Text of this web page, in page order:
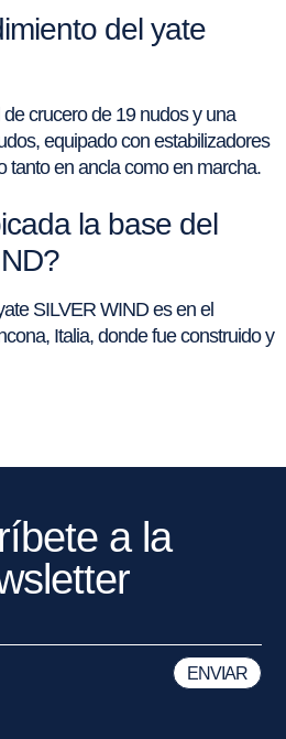
del yate
crucero de 19 nudos y una
equipado con estabilizadores
tanto en ancla como en marcha.
la base del
SILVER WIND es en el
Italia, donde fue construido y
a la